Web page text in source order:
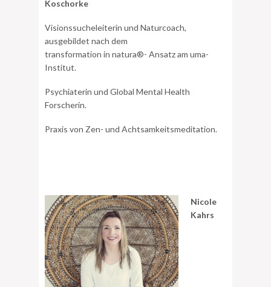
Koschorke
Visionssucheleiterin und Naturcoach,
ausgebildet nach dem
transformation in natura®- Ansatz am uma-
Institut.
Psychiaterin und Global Mental Health
Forscherin.
Praxis von Zen- und Achtsamkeitsmeditation.
Nicole
Kahrs